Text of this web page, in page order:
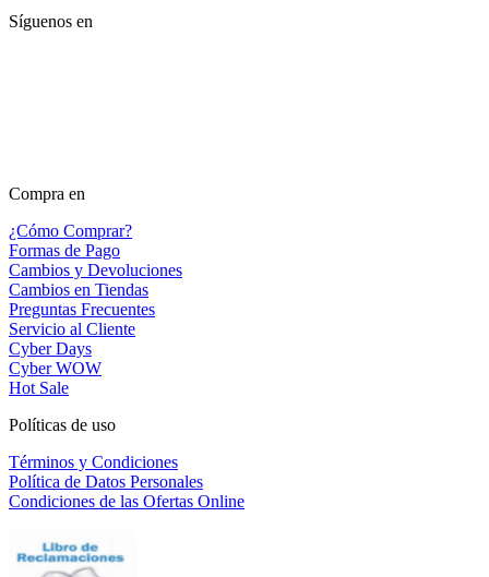
Síguenos en
Compra en
¿Cómo Comprar?
Formas de Pago
Cambios y Devoluciones
Cambios en Tiendas
Preguntas Frecuentes
Servicio al Cliente
Cyber Days
Cyber WOW
Hot Sale
Políticas de uso
Términos y Condiciones
Política de Datos Personales
Condiciones de las Ofertas Online